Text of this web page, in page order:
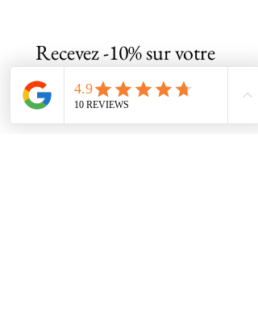
Recevez -10% sur votre
première commande
en vous abonnant à